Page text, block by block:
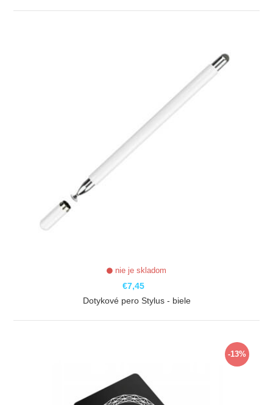
nie je skladom
€7,45
Dotykové pero Stylus - biele
-13%